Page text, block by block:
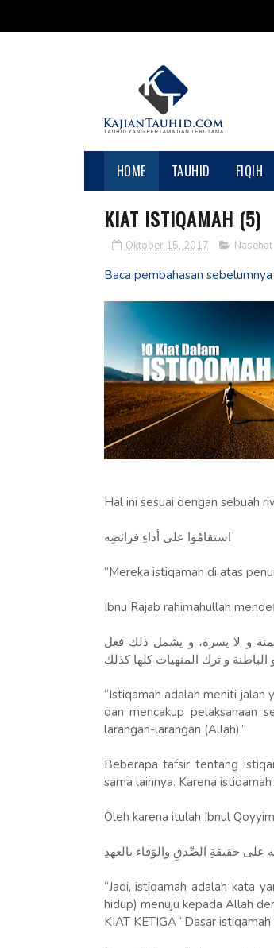
HOME TAUHID FIQIH
KIAT ISTIQAMAH (5)
Oktober 15, 2017 Nasehat
Baca pembahasan
Hal ini sesuai dengan sebuah
استقامُوا على أداءِ فرائضِه
“Mereka istiqamah di atas
Ibnu Rajab rahimahullah
و لا يسرة، و يشمل ذلك فعل
و ترك المنهيات كلها كذلك
“Istiqamah adalah meniti jalan
dan mencakup pelaksanaan
larangan-larangan (Allah).”
Beberapa tafsir tentang
sama lainnya. Karena
Oleh karena itulah Ibnul
على حقيقةِ الصِّدقِ والوَفاء بالعهدِ
“Jadi, istiqamah adalah kata
hidup) menuju kepada Allah
KIAT KETIGA “Dasar